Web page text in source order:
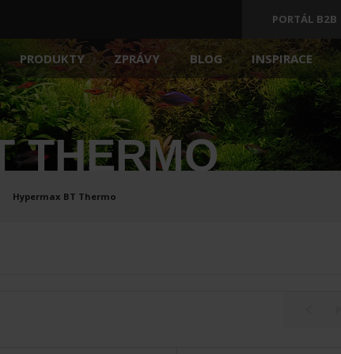
PORTÁL B2B
PRODUKTY
AKVÁRIA
KRYTY NA AKVÁRIA
VYBAVENÍ
ZPRÁVY BLOG INSPIRACE
THERMO
Hypermax BT Thermo